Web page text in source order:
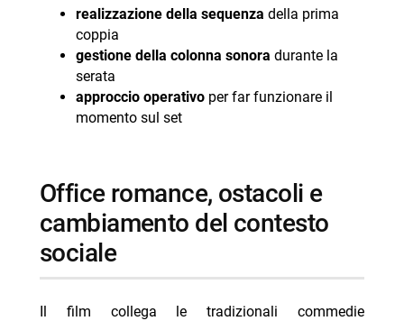
realizzazione della sequenza della prima
coppia
gestione della colonna sonora durante la
serata
approccio operativoper far funzionare il
momento sul set
office romance, ostacoli e
cambiamento del contesto
sociale
Il film collega le tradizionali commedie